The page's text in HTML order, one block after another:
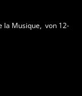
la Musique, von 12-